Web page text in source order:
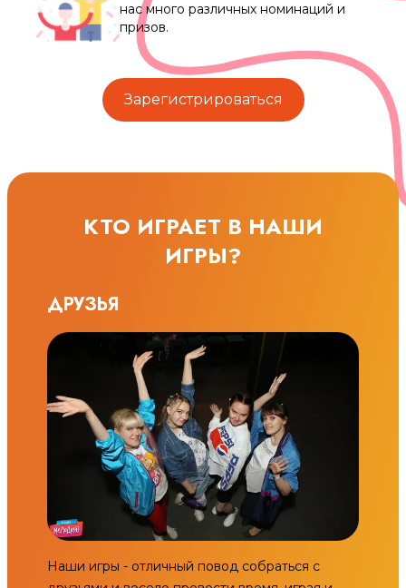
нас много различных номинаций и
призов.
Зарегистрироваться
КТО ИГРАЕТ В НАШИ
ИГРЫ?
ДРУЗЬЯ
Наши игры - отличный повод собраться с